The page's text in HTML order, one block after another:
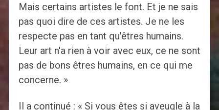
Mais certains artistes le font. Et je ne sais
pas quoi dire de ces artistes. Je ne les
respecte pas en tant qu'êtres humains.
Leur art n'a rien à voir avec eux, ce ne sont
pas de bons êtres humains, en ce qui me
concerne. »
Il a continué : « Si vous êtes si aveugle à la